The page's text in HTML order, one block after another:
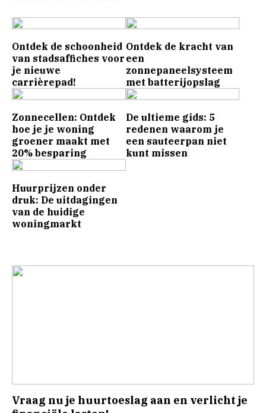
Ontdek de schoonheid
van stadsaffiches voor
je nieuwe
carrièrepad!
Ontdek de kracht van
een
zonnepaneelsysteem
met batterijopslag
Zonnecellen: Ontdek
hoe je je woning
groener maakt met
20% besparing
De ultieme gids: 5
redenen waarom je
een sauteerpan niet
kunt missen
Huurprijzen onder
druk: De uitdagingen
van de huidige
woningmarkt
Vraag nu je huurtoeslag aan en verlicht je